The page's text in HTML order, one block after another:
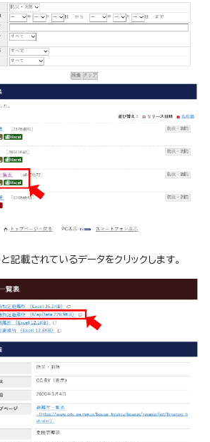
記載されているデータをクリックします。